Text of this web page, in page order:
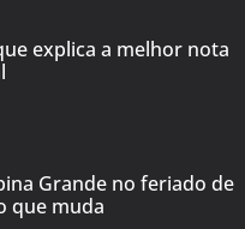
explica a melhor nota
Grande no feriado de
que muda